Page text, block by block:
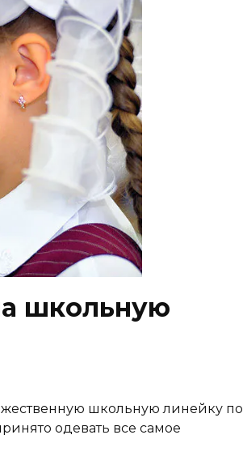
школьную
школьную линейку по
одевать все самое